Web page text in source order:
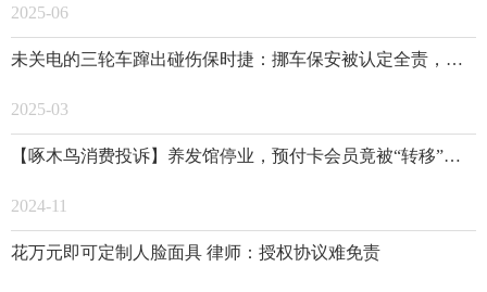
2025-06
未关电的三轮车蹿出碰伤保时捷：挪车保安被认定全责，已申请复核
2025-03
【啄木鸟消费投诉】养发馆停业，预付卡会员竟被“转移”至美容店？
2024-11
花万元即可定制人脸面具 律师：授权协议难免责